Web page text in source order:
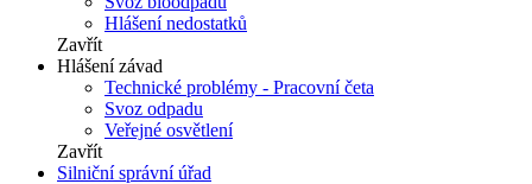
Hlášení nedostatků
Zavřít
Hlášení závad
Technické problémy - Pracovní četa
Svoz odpadu
Veřejné osvětlení
Zavřít
Silniční správní úřad